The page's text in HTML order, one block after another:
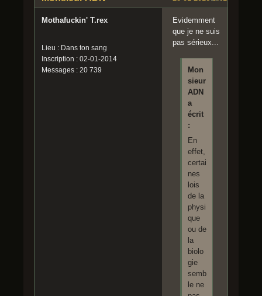
Mothafuckin' T.rex
Lieu : Dans ton sang
Inscription : 02-01-2014
Messages : 20 739
Evidemment
que je ne suis
pas sérieux...
Mon
sieur
ADN
a
écrit
:
En
effet,
certai
nes
lois
de la
physi
que
ou de
la
biolo
gie
semb
le ne